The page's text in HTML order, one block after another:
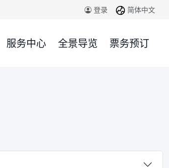
登录 简体中文
服务中心 全景导览 票务预订